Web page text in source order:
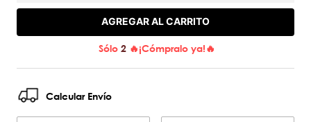
AGREGAR AL CARRITO
Sólo2 🔥¡Cómpralo ya!🔥
Calcular Envío